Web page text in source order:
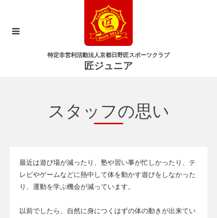
特定非営利活動法人京都日野匠スポーツクラブ
匠ジュニア
スタッフの思い
最近は遊び場が減ったり、塾や習い事が忙しかったり、テ
レビやゲームなどに熱中して体を動かす遊びをしなかった
り、運動を学ぶ機会が減っています。
以前でしたら、自然に身につくはずの体の動きが出来てい